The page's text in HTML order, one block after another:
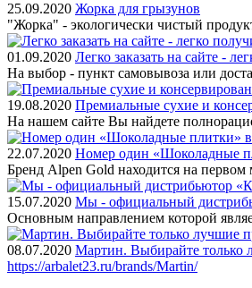
25.09.2020 Жорка для грызунов
"Жорка" - экологически чистый
01.09.2020 Легко заказать на сайте -
На выбор - пункт самовывоза или
19.08.2020 Премиальные сухие и
На нашем сайте Вы найдете
22.07.2020 Номер один «Шоколадные
Бренд Alpen Gold находится на
15.07.2020 Мы - официальный
Основным направлением которой
08.07.2020 Мартин. Выбирайте только
https://arbalet23.ru/brands/Martin/